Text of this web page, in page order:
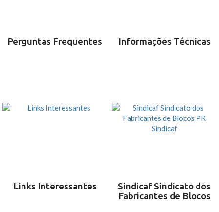
Perguntas Frequentes Informações Técnicas
Links Interessantes
Sindicaf Sindicato dos
Fabricantes de Blocos